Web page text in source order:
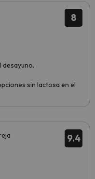
8
desayuno.
sin lactosa en el
9.4